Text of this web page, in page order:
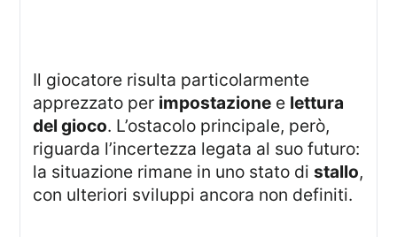
Il giocatore risulta particolarmente
apprezzato per impostazione e lettura
del gioco. L’ostacolo principale, però,
riguarda l’incertezza legata al suo futuro:
la situazione rimane in uno stato distallo,
con ulteriori sviluppi ancora non definiti.